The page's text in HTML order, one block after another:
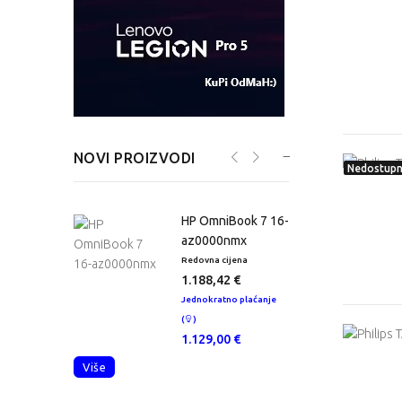
NOVI PROIZVODI
HP OmniBook 7 16-
az0000nmx
Redovna cijena
1.188,42 €
Jednokratno plaćanje
(
)
1.129,00 €
Više